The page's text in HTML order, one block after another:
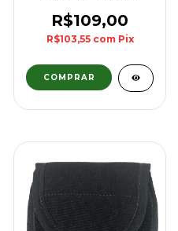
R$109,00
R$103,55 com Pix